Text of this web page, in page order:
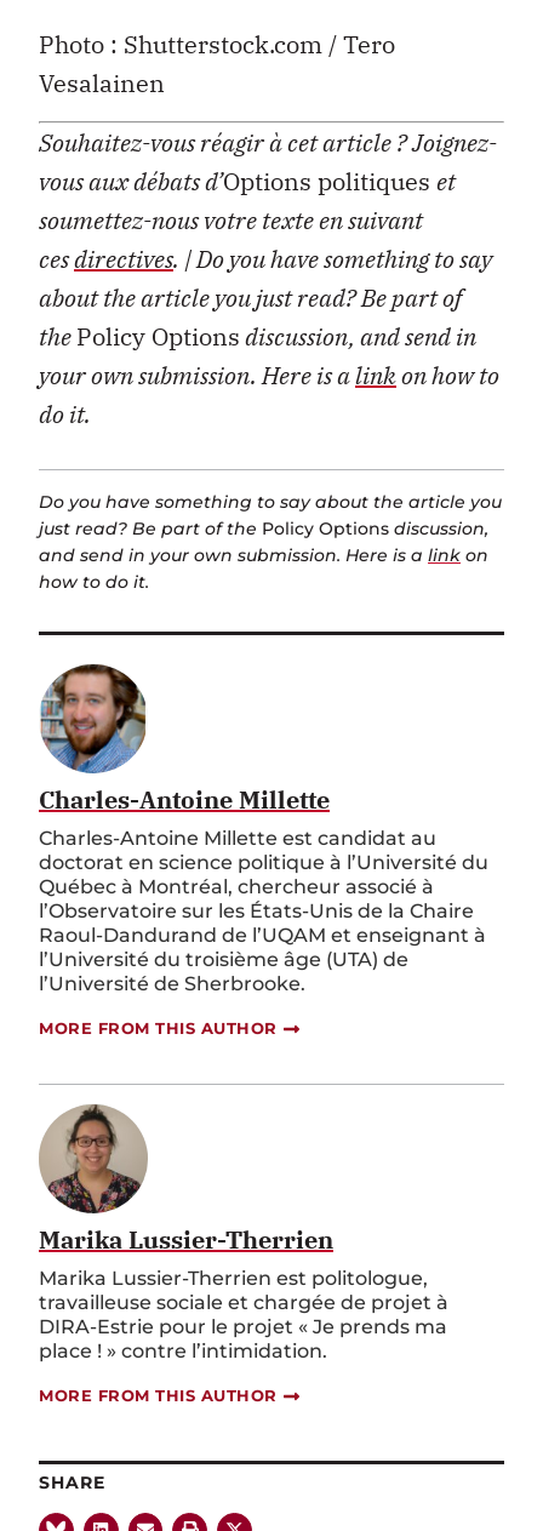
Photo : Shutterstock.com / Tero
Vesalainen
Souhaitez-vous réagir à cet article ?Joignez-
vous aux débats d’Options politiques et
soumettez-nous votre texte en suivant
cesdirectives. | Do you have something to say
about the article you just read? Be part of
thePolicy Optionsdiscussion, and send in
your own submission. Here is alinkon how to
do it.
Do you have something to say about the article you
just read? Be part of the Policy Options discussion,
and send in your own submission. Here is a link on
how to do it.
Charles-Antoine Millette
Charles-Antoine Millette est candidat au
doctorat en science politique à l’Université du
Québec à Montréal, chercheur associé à
l’Observatoire sur les États-Unis de la Chaire
Raoul-Dandurand de l’UQAM et enseignant à
l’Université du troisième âge (UTA) de
l’Université de Sherbrooke.
MORE FROM THIS AUTHOR
Marika Lussier-Therrien
Marika Lussier-Therrien est politologue,
travailleuse sociale et chargée de projet à
DIRA-Estrie pour le projet « Je prends ma
place ! » contre l’intimidation.
MORE FROM THIS AUTHOR
SHARE